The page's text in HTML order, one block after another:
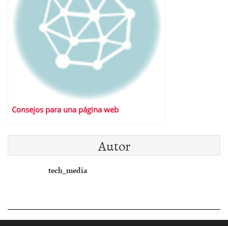
Consejos para una página web
Autor
tech_media